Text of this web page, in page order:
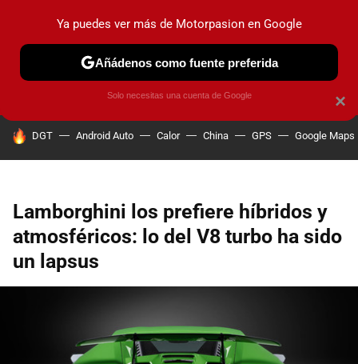
PRUEBAS COCHES ELÉCTRICOS OBSERVATORIO
HOY SE HABLA DE
DGT Android Auto Calor China GPS Google Maps
Lamborghini los prefiere híbridos y
atmosféricos: lo del V8 turbo ha sido
un lapsus
×
Ya puedes ver más de Motorpasion en Google
Añádenos como fuente preferida
Solo necesitas una cuenta de Google